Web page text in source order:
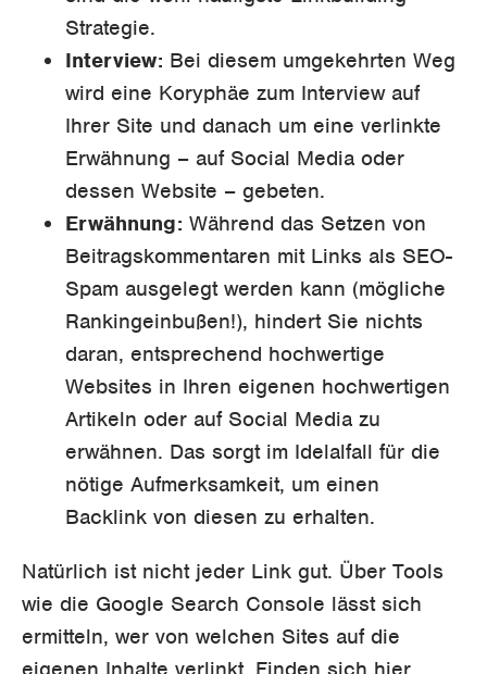
Strategie.
Interview: Bei diesem umgekehrten Weg
wird eine Koryphäe zum Interview auf
Ihrer Site und danach um eine verlinkte
Erwähnung – auf Social Media oder
dessen Website – gebeten.
Erwähnung: Während das Setzen von
Beitragskommentaren mit Links als SEO-
Spam ausgelegt werden kann (mögliche
Rankingeinbußen!), hindert Sie nichts
daran, entsprechend hochwertige
Websites in Ihren eigenen hochwertigen
Artikeln oder auf Social Media zu
erwähnen. Das sorgt im Idelalfall für die
nötige Aufmerksamkeit, um einen
Backlink von diesen zu erhalten.
Natürlich ist nicht jeder Link gut. Über Tools
wie die Google Search Console lässt sich
ermitteln, wer von welchen Sites auf die